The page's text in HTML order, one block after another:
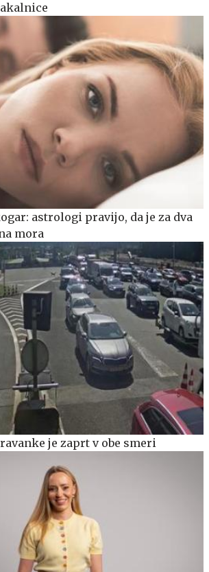
astrologi pravijo, da je za dva
mora
je zaprt v obe smeri